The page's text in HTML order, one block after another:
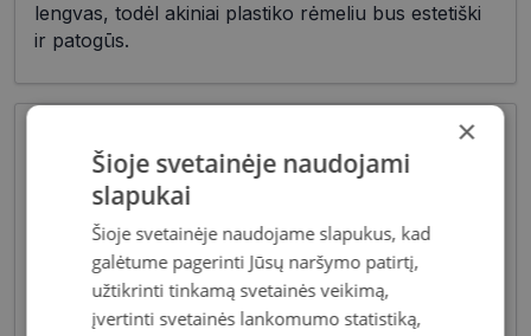
lengvas, todėl akiniai plastiko rėmeliu bus estetiški
ir patogūs.
Pagrindiniai reikalavimai, keliami vyriškiems
×
Šioje svetainėje naudojami
slapukai
Šioje svetainėje naudojame slapukus, kad
galėtume pagerinti Jūsų naršymo patirtį,
užtikrinti tinkamą svetainės veikimą,
įvertinti svetainės lankomumo statistiką,